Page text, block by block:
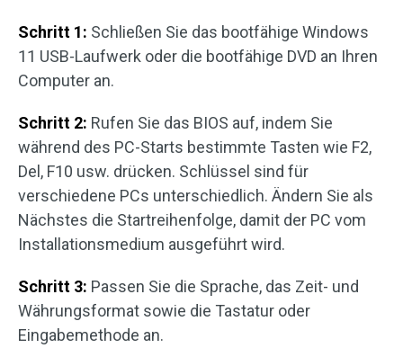
Schritt 1: Schließen Sie das bootfähige Windows
11 USB-Laufwerk oder die bootfähige DVD an Ihren
Computer an.
Schritt 2: Rufen Sie das BIOS auf, indem Sie
während des PC-Starts bestimmte Tasten wie F2,
Del, F10 usw. drücken. Schlüssel sind für
verschiedene PCs unterschiedlich. Ändern Sie als
Nächstes die Startreihenfolge, damit der PC vom
Installationsmedium ausgeführt wird.
Schritt 3: Passen Sie die Sprache, das Zeit- und
Währungsformat sowie die Tastatur oder
Eingabemethode an.